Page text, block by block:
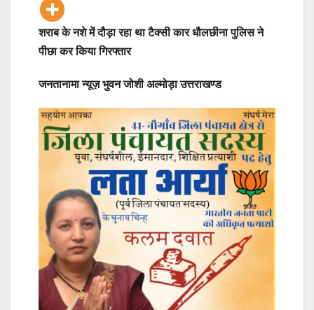
शराब के नशे में दौड़ा रहा था टैक्सी कार धौलछीना पुलिस ने
पीछा कर किया गिरफ्तार
जनतानामा न्यूज़ भुवन जोशी अल्मोड़ा उत्तराखण्ड